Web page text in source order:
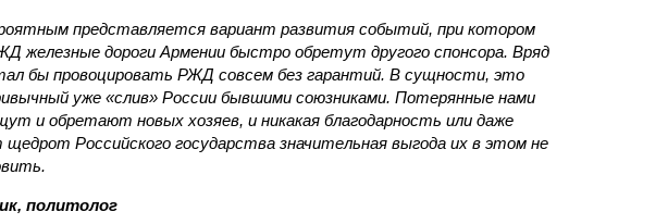
представляется вариант развития событий, при котором
железные дороги Армении быстро обретут другого спонсора. Вряд
бы провоцировать РЖД совсем без гарантий. В сущности, это
уже «слив» России бывшими союзниками. Потерянные нами
и обретают новых хозяев, и никакая благодарность или даже
щедрот Российского государства значительная выгода их в этом не
политолог